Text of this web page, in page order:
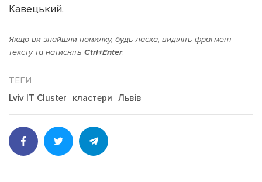
Кавецький.
Якщо ви знайшли помилку, будь ласка, виділіть фрагмент
тексту та натисніть Ctrl+Enter.
Lviv IT Cluster кластери Львів